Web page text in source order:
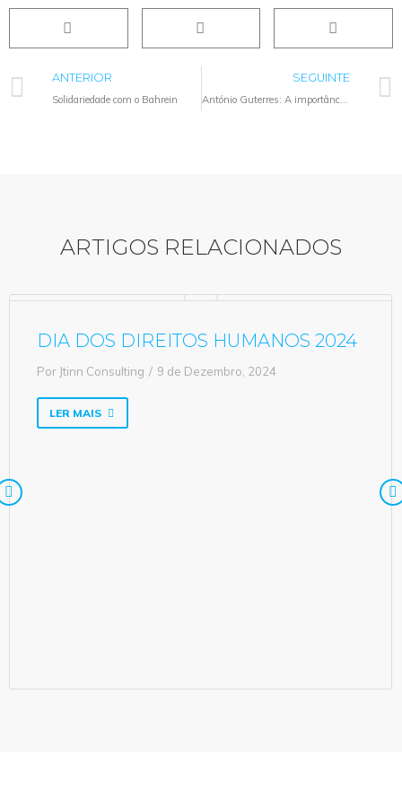
ANTERIOR
Solidariedade com o Bahrein
SEGUINTE
António Guterres: A importância dos Direitos Humanos na resposta à pandemia
ARTIGOS RELACIONADOS
DIA DOS DIREITOS HUMANOS 2024
Por Jtinn Consulting 9 de Dezembro, 2024
LER MAIS